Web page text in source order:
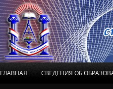
ГЛАВНАЯ СВЕДЕНИЯ ОБ